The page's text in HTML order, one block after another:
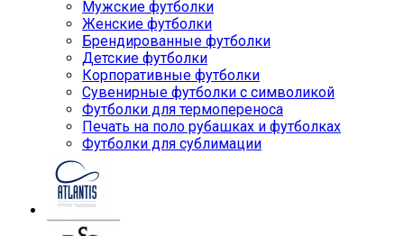
Мужские футболки
Женские футболки
Брендированные футболки
Детские футболки
Корпоративные футболки
Сувенирные футболки с символикой
Футболки для термопереноса
Печать на поло рубашках и футболках
Футболки для сублимации